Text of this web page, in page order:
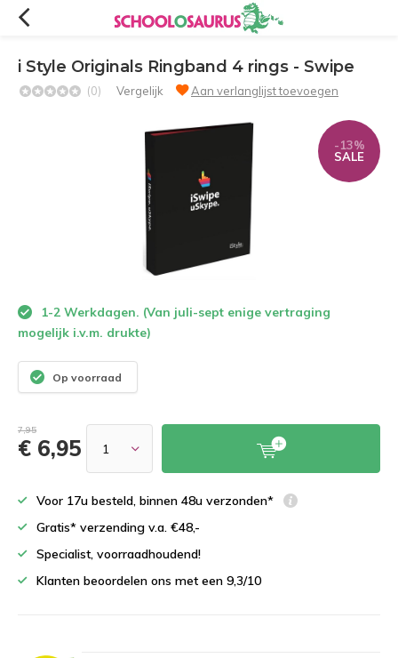
i Style Originals Ringband 4 rings - Swipe
(0) Vergelijk Aan verlanglijst toevoegen
-13%
SALE
1-2 Werkdagen. (Van juli-sept enige vertraging
mogelijk i.v.m. drukte)
Op voorraad
7,95
€ 6,95
Voor 17u besteld, binnen 48u verzonden*
Gratis* verzending v.a. €48,-
Specialist, voorraadhoudend!
Klanten beoordelen ons met een 9,3/10